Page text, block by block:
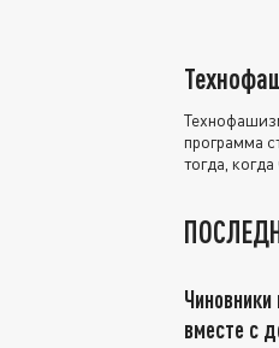
программа
тогда,
вместе с